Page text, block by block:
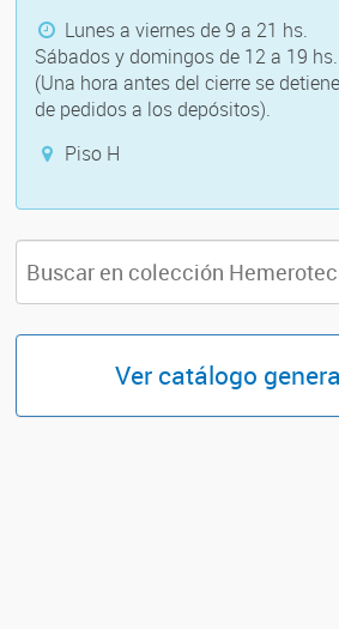
Lunes a viernes de 9 a 21 hs.
Sábados y domingos de 12 a 19 hs.
(Una hora antes del cierre se
de pedidos a los depósitos).
Piso H
Ver catálogo